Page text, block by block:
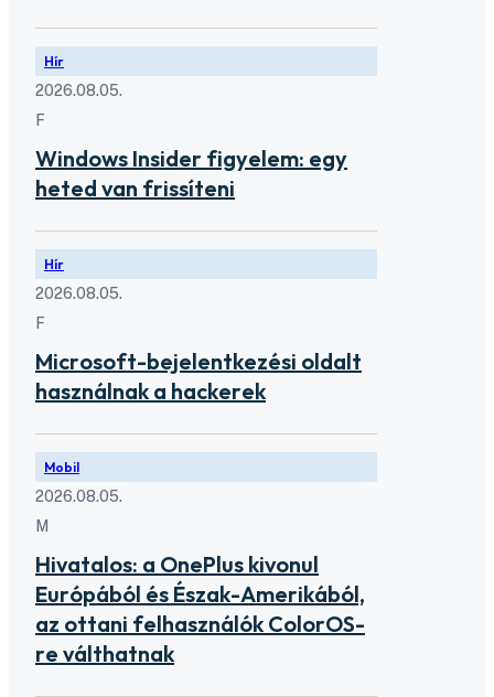
Hír
2026.08.05.
F
Windows Insider figyelem: egy
heted van frissíteni
Hír
2026.08.05.
F
Microsoft-bejelentkezési oldalt
használnak a hackerek
Mobil
2026.08.05.
M
Hivatalos: a OnePlus kivonul
Európából és Észak-Amerikából,
az ottani felhasználók ColorOS-
re válthatnak